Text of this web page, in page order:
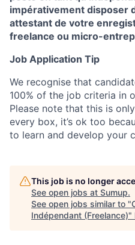
impérativement disposer
attestant de votre
freelance ou micro-
Job Application Tip
We recognise that
100% of the job criteria in
Please note that this is
every box, it’s ok too
to learn and develop your
This job is no longer
See open jobs at Sumup.
See open jobs similar to "
Indépendant (Freelance)"